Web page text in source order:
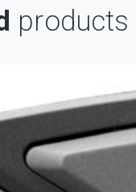
products